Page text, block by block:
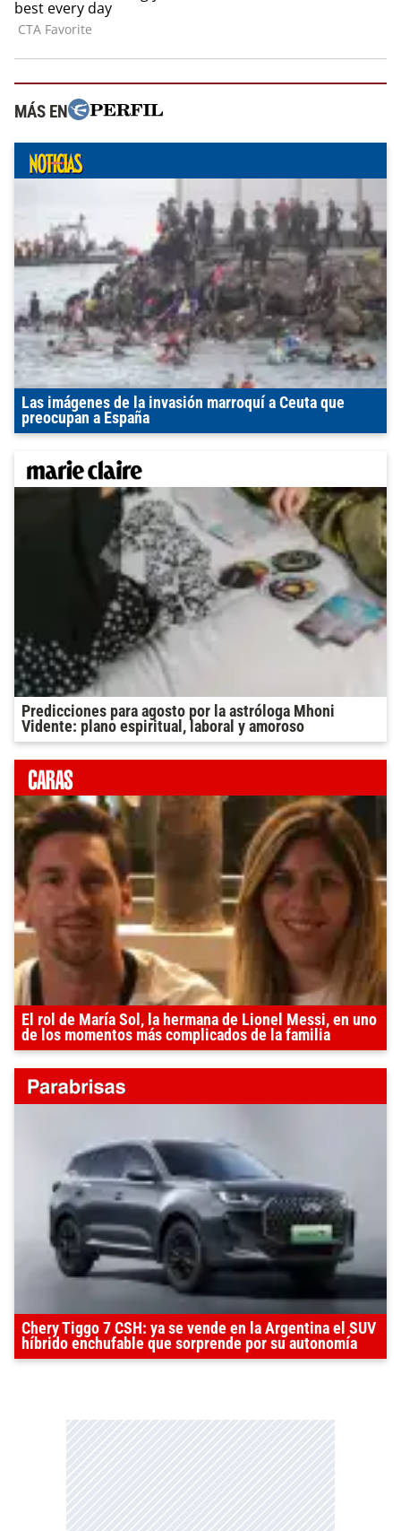
MÁS EN
Las imágenes de la invasión marroquí a Ceuta que
preocupan a España
Predicciones para agosto por la astróloga Mhoni
Vidente: plano espiritual, laboral y amoroso
El rol de María Sol, la hermana de Lionel Messi, en uno
de los momentos más complicados de la familia
Chery Tiggo 7 CSH: ya se vende en la Argentina el SUV
híbrido enchufable que sorprende por su autonomía